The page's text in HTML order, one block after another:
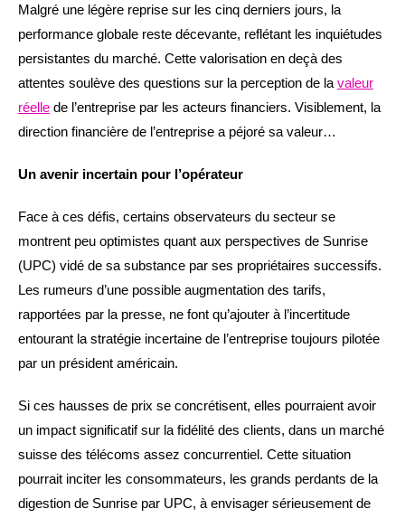
Malgré une légère reprise sur les cinq derniers jours, la
performance globale reste décevante, reflétant les inquiétudes
persistantes du marché. Cette valorisation en deçà des
attentes soulève des questions sur la perception de la valeur
réelle de l’entreprise par les acteurs financiers. Visiblement, la
direction financière de l’entreprise a péjoré sa valeur…
Un avenir incertain pour l’opérateur
Face à ces défis, certains observateurs du secteur se
montrent peu optimistes quant aux perspectives de Sunrise
(UPC) vidé de sa substance par ses propriétaires successifs.
Les rumeurs d’une possible augmentation des tarifs,
rapportées par la presse, ne font qu’ajouter à l’incertitude
entourant la stratégie incertaine de l’entreprise toujours pilotée
par un président américain.
Si ces hausses de prix se concrétisent, elles pourraient avoir
un impact significatif sur la fidélité des clients, dans un marché
suisse des télécoms assez concurrentiel. Cette situation
pourrait inciter les consommateurs, les grands perdants de la
digestion de Sunrise par UPC, à envisager sérieusement de